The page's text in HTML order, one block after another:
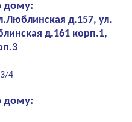
дому:
д.157, ул.
д.161 корп.1,
4
дому: